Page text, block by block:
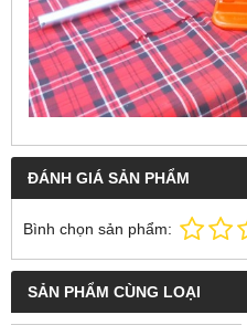
ĐÁNH GIÁ SẢN PHẨM
Bình chọn sản phẩm:
SẢN PHẨM CÙNG LOẠI